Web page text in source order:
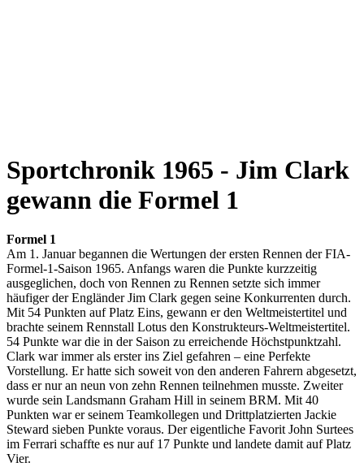
Sportchronik 1965 - Jim Clark
gewann die Formel 1
Formel 1
Am 1. Januar begannen die Wertungen der ersten Rennen der FIA-
Formel-1-Saison 1965. Anfangs waren die Punkte kurzzeitig
ausgeglichen, doch von Rennen zu Rennen setzte sich immer
häufiger der Engländer Jim Clark gegen seine Konkurrenten durch.
Mit 54 Punkten auf Platz Eins, gewann er den Weltmeistertitel und
brachte seinem Rennstall Lotus den Konstrukteurs-Weltmeistertitel.
54 Punkte war die in der Saison zu erreichende Höchstpunktzahl.
Clark war immer als erster ins Ziel gefahren – eine Perfekte
Vorstellung. Er hatte sich soweit von den anderen Fahrern abgesetzt,
dass er nur an neun von zehn Rennen teilnehmen musste. Zweiter
wurde sein Landsmann Graham Hill in seinem BRM. Mit 40
Punkten war er seinem Teamkollegen und Drittplatzierten Jackie
Steward sieben Punkte voraus. Der eigentliche Favorit John Surtees
im Ferrari schaffte es nur auf 17 Punkte und landete damit auf Platz
Vier.